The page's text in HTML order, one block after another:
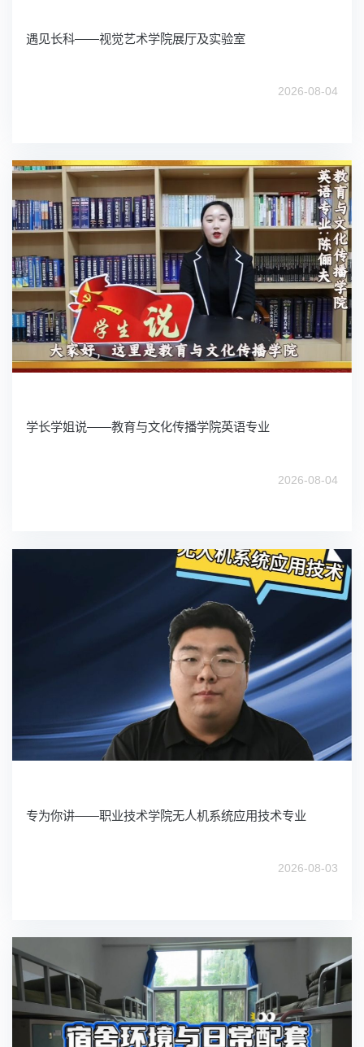
遇见长科——视觉艺术学院展厅及实验室
2026-08-04
学长学姐说——教育与文化传播学院英语专业
2026-08-04
专为你讲——职业技术学院无人机系统应用技术专业
2026-08-03